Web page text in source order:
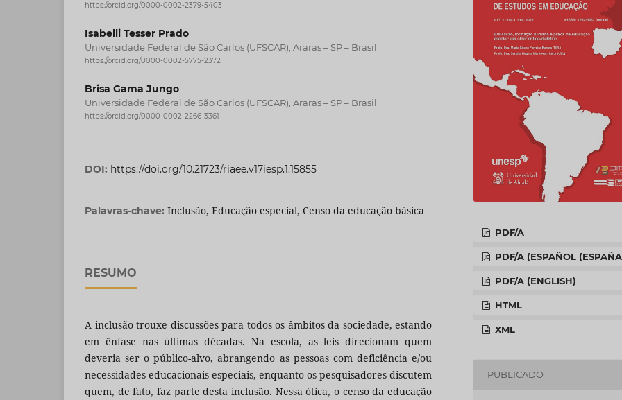
https://orcid.org/0000-0002-2379-5403
Isabelli Tesser Prado
Universidade Federal de São Carlos (UFSCAR), Araras – SP – Brasil
https://orcid.org/0000-0002-5775-2372
Brisa Gama Jungo
Universidade Federal de São Carlos (UFSCAR), Araras – SP – Brasil
https://orcid.org/0000-0002-2266-3361
DOI: https://doi.org/10.21723/riaee.v17iesp.1.15855
Palavras-chave: Inclusão, Educação especial, Censo da educação básica
RESUMO
A inclusão trouxe discussões para todos os âmbitos da sociedade, estando
em ênfase nas últimas décadas. Na escola, as leis direcionam quem
deveria ser o público-alvo, abrangendo as pessoas com deficiência e/ou
necessidades educacionais especiais, enquanto os pesquisadores discutem
quem, de fato, faz parte desta inclusão. Nessa ótica, o censo da educação
PDF/A
PDF/A (ESPAÑOL
PDF/A (ENGLISH)
HTML
XML
PUBLICADO